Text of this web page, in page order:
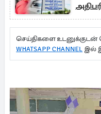
செய்திகளை உடனுக்குடன்
WHATSAPP CHANNEL இல்